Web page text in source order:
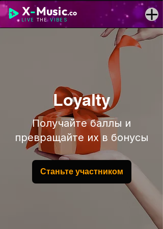
X-Music.co
LIVE THEVIBES
Loyalty
Получайте баллы и
превращайте их в бонусы
Станьте участником